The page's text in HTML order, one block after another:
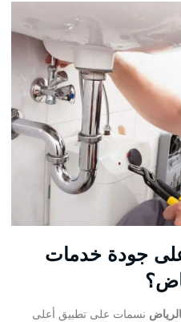
جودة خدمات
نسمات على تطبيق أعلى